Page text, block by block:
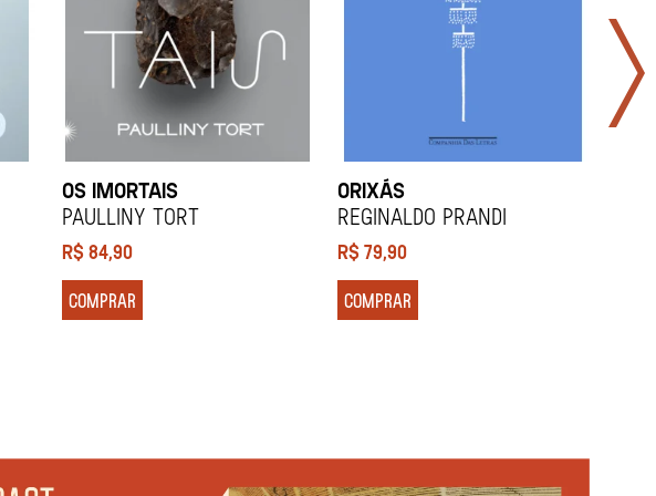
OS IMORTAIS
Paulliny Tort
R$84,90
COMPRAR
ORIXÁS
REGINALDO PRANDI
R$79,90
COMPRAR